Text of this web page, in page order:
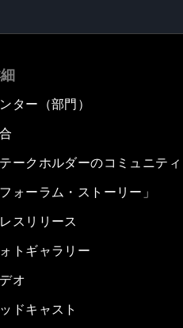
ター（部門）
ークホルダーのコミュニティ
フォーラム・ストーリー」
スリリース
トギャラリー
オ
ドキャスト